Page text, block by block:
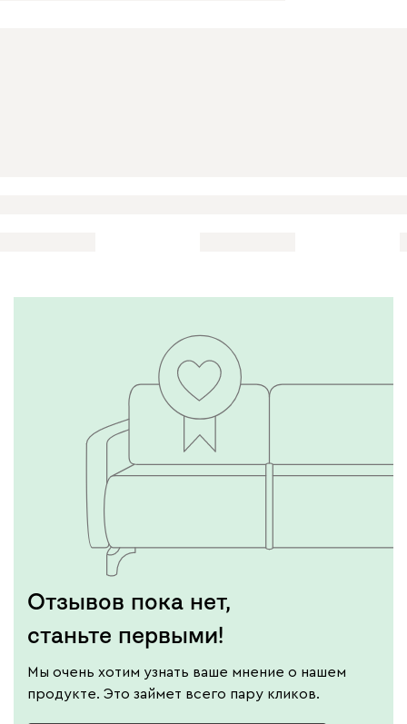
Отзывов пока нет,
станьте первыми!
Мы очень хотим узнать ваше мнение о нашем
продукте. Это займет всего пару кликов.